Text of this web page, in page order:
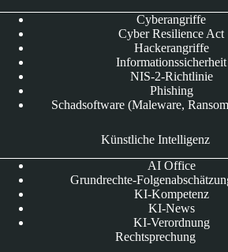
Cyberangriffe
Cyber Resilience Act
Hackerangriffe
Informationssicherheit
NIS-2-Richtlinie
Phishing
Schadsoftware (Maleware,
Künstliche Intelligenz
AI Office
Grundrechte-
KI-Kompetenz
KI-News
KI-Verordnung
Rechtsprechung